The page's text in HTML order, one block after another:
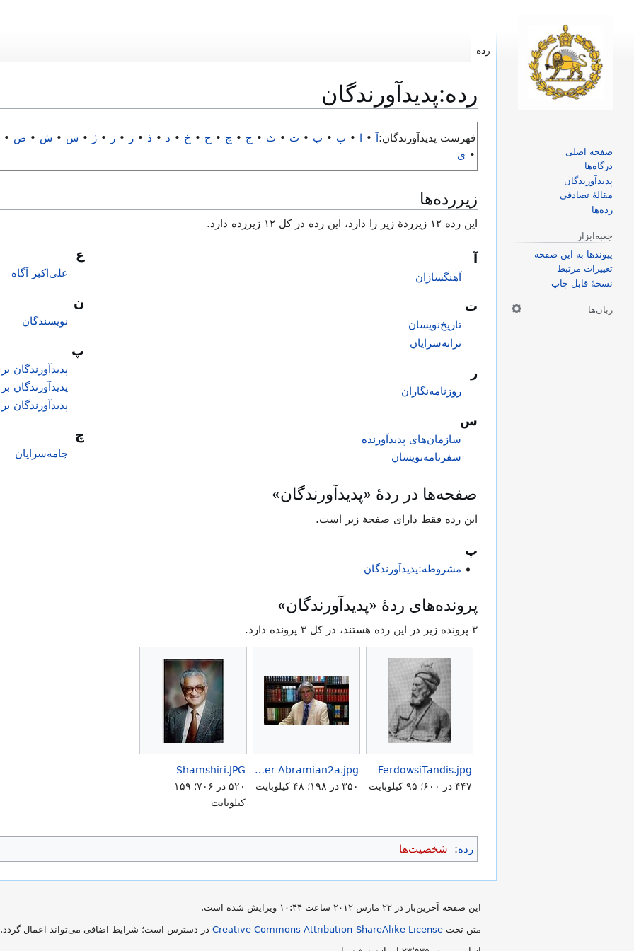
رده:پدیدآورندگان
ناوبری
جستجو
فهرست پدیدآورندگان:آ • ا • ب • پ • ت • ث • ج • چ • ح • خ • د • ذ • ر • ز • ژ • س • ش • ص •
• ی
زیررده‌ها
این رده ۱۲ زیرردۀ زیر را دارد، این رده در کل ۱۲ زیررده دارد.
آ
آهنگسازان
ت
تاریخ‌نویسان
ترانه‌سرایان
ر
روزنامه‌نگاران
س
سازمان‌های پدیدآورنده
سفرنامه‌نویسان
ع
علی‌اکبر آگاه
ن
نویسندگان
پ
پدیدآورندگان بر
پدیدآورندگان
پدیدآورندگان
چ
چامه‌سرایان‌‌
صفحه‌ها در ردهٔ «پدیدآورندگان»
این رده فقط دارای صفحهٔ زیر است.
پ
مشروطه:پدیدآورندگان
پرونده‌های ردهٔ «پدیدآورندگان»
۳ پرونده‌ زیر در این رده هستند، در کل ۳ پرونده دارد.
FerdowsiTandis.jpg
۴۴۷ در ۶۰۰؛ ۹۵ کیلوبایت
Homer Abramian2a.jpg
۳۵۰ در ۱۹۸؛ ۴۸ کیلوبایت
Shamshiri.JPG
۵۲۰ در ۷۰۶؛ ۱۵۹
کیلوبایت
رده: شخصیت‌ها
رده
صفحه اصلی
درگاه‌ها
پدیدآورندگان
مقالهٔ تصادفی
رده‌ها
جعبه‌ابزار
پیوندها به این صفحه
تغییرات مرتبط
نسخهٔ قابل چاپ
زبان‌ها
این صفحه آخرین‌بار در ‏۲۲ مارس ۲۰۱۲ ساعت ‏۱۰:۴۴ ویرایش شده است.
متن تحت Creative Commons Attribution-ShareAlike Licenseدر دسترس است؛ شرایط اضافی می‌تواند اعمال گردد.